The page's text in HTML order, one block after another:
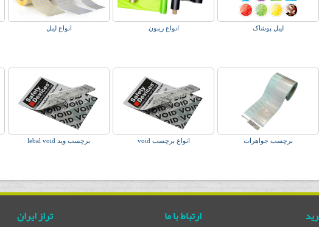
لیبل پوشاک انواع ریبون انواع لیبل
برچسب جواهرات انواع برچسب void برچسب وید lebal void
ارتباط با ما تراز ایران